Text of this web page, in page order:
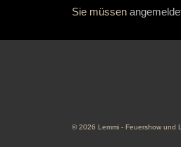
Sie müssen
© 2026 Lemmi - Feuershow und